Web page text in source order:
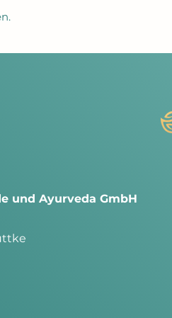
und Ayurveda GmbH